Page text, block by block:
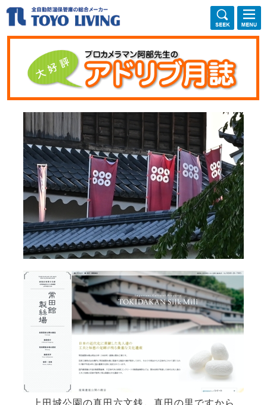
上田城公園の真田六文銭。真田の里ですから